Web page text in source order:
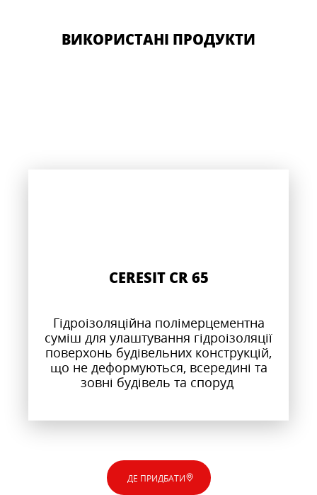
ВИКОРИСТАНІ ПРОДУКТИ
CERESIT CR 65
Гідроізоляційна полімерцементна
суміш для улаштування гідроізоляції
поверхонь будівельних конструкцій,
що не деформуються, всередині та
зовні будівель та споруд
ДЕ ПРИДБАТИ